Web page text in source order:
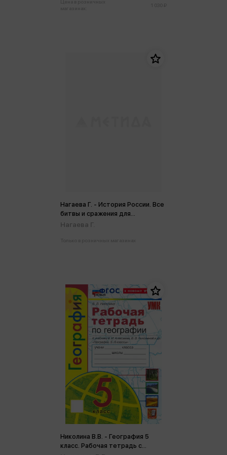
Нагаева Г. - История России. Все
битвы и сражения для
школьников (м,мини)
Нагаева Г.
Николина В.В. - География 5
класс. Рабочая тетрадь с